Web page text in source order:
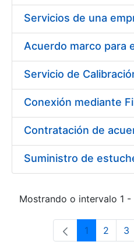
Mostrando o intervalo 1
Páxina
1 Páxina
2 3